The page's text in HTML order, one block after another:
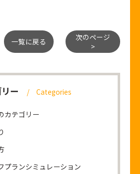
一覧に戻る
次のページ
>
ー Categories
カテゴリー
プランシミュレーション